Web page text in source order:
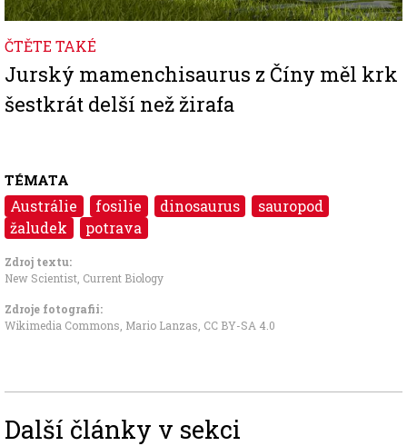
ČTĚTE TAKÉ
Jurský mamenchisaurus z Číny měl krk
šestkrát delší než žirafa
TÉMATA
Austrálie fosilie dinosaurus
sauropod
žaludek
potrava
Zdroj textu:
New Scientist Current Biology
Zdroje fotografii:
Wikimedia Commons, Mario Lanzas CC BY-SA 4.0
Další články v sekci